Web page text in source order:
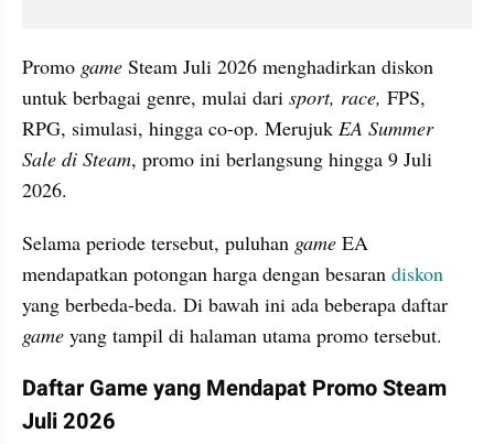
Promo game Steam Juli 2026 menghadirkan diskon
untuk berbagai genre, mulai dari sport, race, FPS,
RPG, simulasi, hingga co-op. Merujuk EA Summer
Sale di Steam, promo ini berlangsung hingga 9 Juli
2026.
Selama periode tersebut, puluhan game EA
mendapatkan potongan harga dengan besaran diskon
game yang tampil di halaman utama promo tersebut.
Daftar Game yang Mendapat Promo Steam
Juli 2026